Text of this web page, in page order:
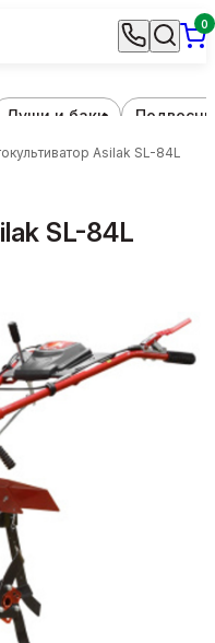
0
Души и баки
Asilak SL-84L
SL-84L